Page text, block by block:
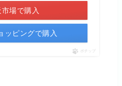
市場で購入
ッピングで購入
ポチップ